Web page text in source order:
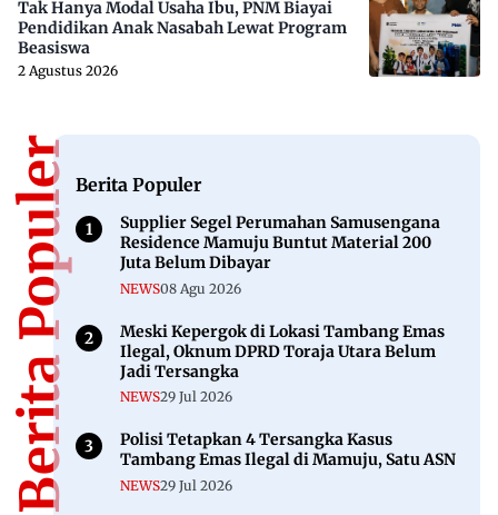
Tak Hanya Modal Usaha Ibu, PNM Biayai
Pendidikan Anak Nasabah Lewat Program
Beasiswa
2 Agustus 2026
Berita PopulerBerita Populer
Supplier Segel Perumahan Samusengana
Residence Mamuju Buntut Material 200
Juta Belum Dibayar
NEWS08 Agu 2026
Meski Kepergok di Lokasi Tambang Emas
Ilegal, Oknum DPRD Toraja Utara Belum
Jadi Tersangka
NEWS29 Jul 2026
Polisi Tetapkan 4 Tersangka Kasus
Tambang Emas Ilegal di Mamuju, Satu ASN
NEWS29 Jul 2026